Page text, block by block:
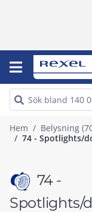
Hem
Belysning
74 - Spotlights/
74 -
Spotlights/